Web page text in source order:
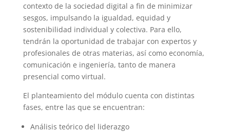
contexto de la sociedad digital a fin de minimizar
sesgos, impulsando la igualdad, equidad y
sostenibilidad individual y colectiva. Para ello,
tendrán la oportunidad de trabajar con expertos y
profesionales de otras materias, así como economía,
comunicación e ingeniería, tanto de manera
presencial como virtual.
El planteamiento del módulo cuenta con distintas
fases, entre las que se encuentran:
Análisis teórico del liderazgo